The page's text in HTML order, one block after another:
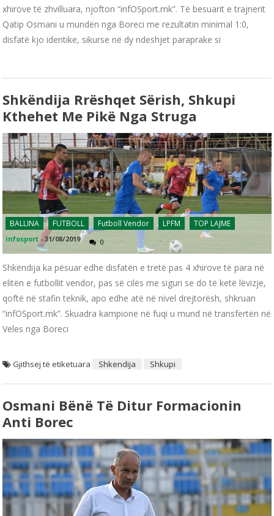
xhirove të zhvilluara, njofton “infOSport.mk”. Të besuarit e trajnerit
Qatip Osmani u mundën nga Boreci me rezultatin minimal 1:0,
disfatë kjo identike, sikurse në dy ndeshjet paraprake si
Shkëndija Rrëshqet Sërish, Shkupi
Kthehet Me Pikë Nga Struga
BALLINA FUTBOLL Futboll Vendor LPFM TOP LAJME
infosport -31/08/2019 0
Shkëndija ka pësuar edhe disfatën e tretë pas 4 xhirove të para në
elitën e futbollit vendor, pas së cilës me siguri se do të ketë lëvizje,
qoftë në stafin teknik, apo edhe atë në nivel drejtorësh, shkruan
“infOSport.mk”. Skuadra kampione në fuqi u mund në transfertën në
Veles nga Boreci
Gjithsej të etiketuara Shkendija Shkupi
Osmani Bënë Të Ditur Formacionin
Anti Borec